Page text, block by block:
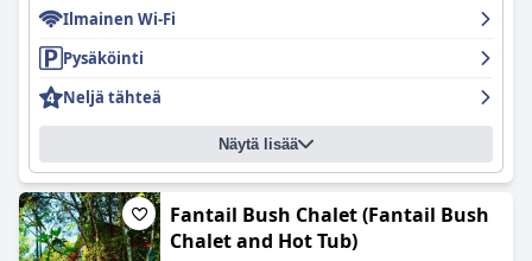
Ilmainen Wi-Fi
Pysäköinti
Neljä tähteä
Näytä lisää
Fantail Bush Chalet (Fantail Bush
Chalet and Hot Tub)